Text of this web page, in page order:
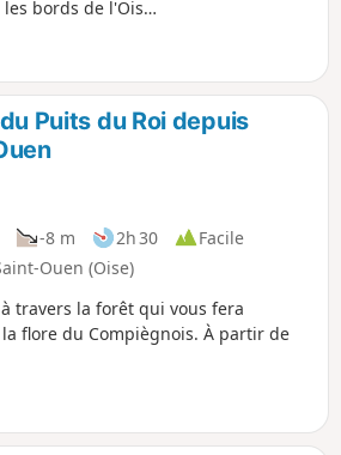
bords de l'Oise
lors d'un
un casque, des
pour certains
mille ans et
l'homme sur
Puits du Roi depuis
-8 m 2h 30
Facile
Ouen (Oise)
travers la forêt qui vous fera
flore du Compiègnois. À partir de